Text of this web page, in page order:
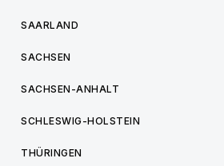
SAARLAND
SACHSEN
SACHSEN-ANHALT
SCHLESWIG-HOLSTEIN
THÜRINGEN